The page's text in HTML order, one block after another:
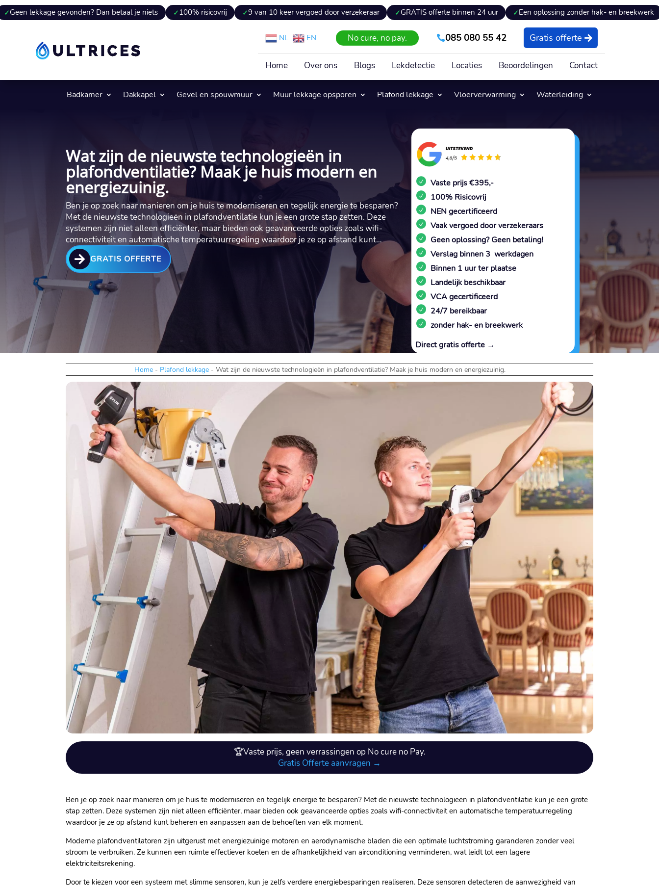
gevonden? Dan betaal je niets 100% risicovrij 9 van 10 keer vergoed door verzekeraar GRATIS offerte binnen 24 uur Een oplossing zonder hak- en breekwerk
NL EN No cure, no pay. 085 080 55 42 Gratis offerte
Home Over ons Blogs Lekdetectie Locaties Beoordelingen Contact
Badkamer Dakkapel Gevel en spouwmuur Muur lekkage opsporen Plafond lekkage Vloerverwarming Waterleiding
Wat zijn de nieuwste technologieën in
plafondventilatie? Maak je huis modern en
energiezuinig.​
Ben je op zoek naar manieren om je huis te moderniseren en tegelijk energie te besparen?
Met de nieuwste technologieën in plafondventilatie kun je een grote stap zetten.​ Deze
systemen zijn niet alleen efficiënter, maar bieden ook geavanceerde opties zoals wifi-
connectiviteit en automatische temperatuurregeling waardoor je ze op afstand kunt…
 GRATIS OFFERTE
Vaste prijs €395,-
100% Risicovrij
NEN gecertificeerd
Vaak vergoed door verzekeraars
Geen oplossing? Geen betaling!
Verslag binnen 3 werkdagen
Binnen 1 uur ter plaatse
Landelijk beschikbaar
VCA gecertificeerd
24/7 bereikbaar
zonder hak- en breekwerk
Direct gratis offerte →
Home- Plafond lekkage- Wat zijn de nieuwste technologieën in plafondventilatie? Maak je huis modern en energiezuinig.​
🏆Vaste prijs, geen verrassingen op No cure no Pay.
Gratis Offerte aanvragen →
Ben je op zoek naar manieren om je huis te moderniseren en tegelijk energie te besparen? Met de nieuwste technologieën in plafondventilatie kun je een grote
stap zetten.​ Deze systemen zijn niet alleen efficiënter, maar bieden ook geavanceerde opties zoals wifi-connectiviteit en automatische temperatuurregeling
waardoor je ze op afstand kunt beheren en aanpassen aan de behoeften van elk moment.​
Moderne plafondventilatoren zijn uitgerust met energiezuinige motoren en aerodynamische bladen die een optimale luchtstroming garanderen zonder veel
stroom te verbruiken.​ Ze kunnen een ruimte effectiever koelen en de afhankelijkheid van airconditioning verminderen, wat leidt tot een lagere
elektriciteitsrekening.​
Door te kiezen voor een systeem met slimme sensoren, kun je zelfs verdere energiebesparingen realiseren.​ Deze sensoren detecteren de aanwezigheid van